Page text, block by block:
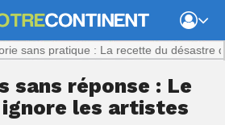
pratique : La recette du désastre des
sans réponse : Le
les artistes